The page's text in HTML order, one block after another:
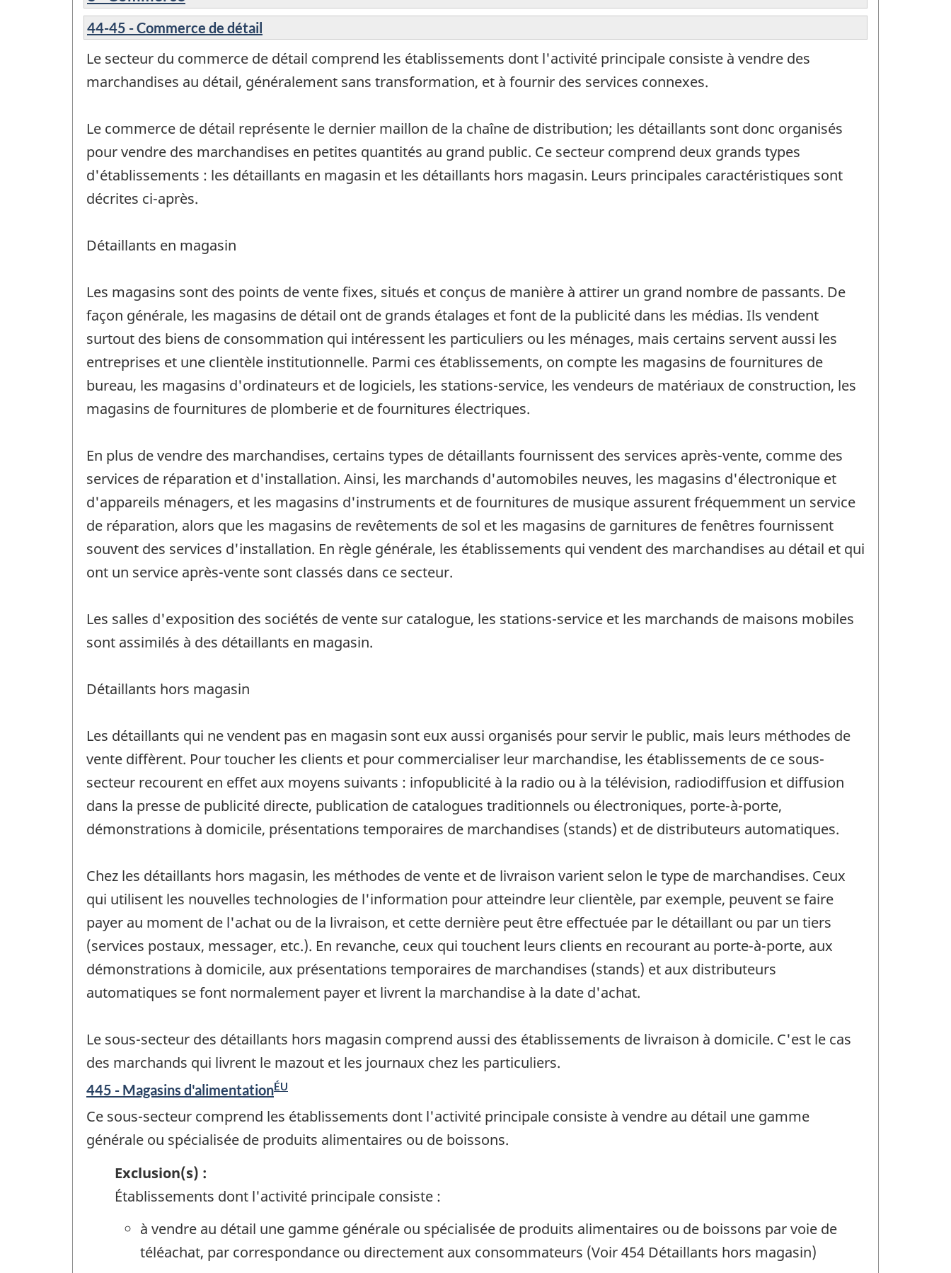
44-45 - Commerce de détail
Le secteur du commerce de détail comprend les établissements dont l'activité principale consiste à vendre des
marchandises au détail, généralement sans transformation, et à fournir des services connexes.
Le commerce de détail représente le dernier maillon de la chaîne de distribution; les détaillants sont donc organisés
pour vendre des marchandises en petites quantités au grand public. Ce secteur comprend deux grands types
d'établissements : les détaillants en magasin et les détaillants hors magasin. Leurs principales caractéristiques sont
décrites ci-après.
Détaillants en magasin
Les magasins sont des points de vente fixes, situés et conçus de manière à attirer un grand nombre de passants. De
façon générale, les magasins de détail ont de grands étalages et font de la publicité dans les médias. Ils vendent
surtout des biens de consommation qui intéressent les particuliers ou les ménages, mais certains servent aussi les
entreprises et une clientèle institutionnelle. Parmi ces établissements, on compte les magasins de fournitures de
bureau, les magasins d'ordinateurs et de logiciels, les stations-service, les vendeurs de matériaux de construction, les
magasins de fournitures de plomberie et de fournitures électriques.
En plus de vendre des marchandises, certains types de détaillants fournissent des services après-vente, comme des
services de réparation et d'installation. Ainsi, les marchands d'automobiles neuves, les magasins d'électronique et
d'appareils ménagers, et les magasins d'instruments et de fournitures de musique assurent fréquemment un service
de réparation, alors que les magasins de revêtements de sol et les magasins de garnitures de fenêtres fournissent
souvent des services d'installation. En règle générale, les établissements qui vendent des marchandises au détail et qui
ont un service après-vente sont classés dans ce secteur.
Les salles d'exposition des sociétés de vente sur catalogue, les stations-service et les marchands de maisons mobiles
sont assimilés à des détaillants en magasin.
Détaillants hors magasin
Les détaillants qui ne vendent pas en magasin sont eux aussi organisés pour servir le public, mais leurs méthodes de
vente diffèrent. Pour toucher les clients et pour commercialiser leur marchandise, les établissements de ce sous-
secteur recourent en effet aux moyens suivants : infopublicité à la radio ou à la télévision, radiodiffusion et diffusion
dans la presse de publicité directe, publication de catalogues traditionnels ou électroniques, porte-à-porte,
démonstrations à domicile, présentations temporaires de marchandises (stands) et de distributeurs automatiques.
Chez les détaillants hors magasin, les méthodes de vente et de livraison varient selon le type de marchandises. Ceux
qui utilisent les nouvelles technologies de l'information pour atteindre leur clientèle, par exemple, peuvent se faire
payer au moment de l'achat ou de la livraison, et cette dernière peut être effectuée par le détaillant ou par un tiers
(services postaux, messager, etc.). En revanche, ceux qui touchent leurs clients en recourant au porte-à-porte, aux
démonstrations à domicile, aux présentations temporaires de marchandises (stands) et aux distributeurs
automatiques se font normalement payer et livrent la marchandise à la date d'achat.
Le sous-secteur des détaillants hors magasin comprend aussi des établissements de livraison à domicile. C'est le cas
des marchands qui livrent le mazout et les journaux chez les particuliers.
445 - Magasins d'alimentationÉU
Ce sous-secteur comprend les établissements dont l'activité principale consiste à vendre au détail une gamme
générale ou spécialisée de produits alimentaires ou de boissons.
Exclusion(s) :
Établissements dont l'activité principale consiste :
à vendre au détail une gamme générale ou spécialisée de produits alimentaires ou de boissons par voie de
téléachat, par correspondance ou directement aux consommateurs (Voir 454 Détaillants hors magasin)